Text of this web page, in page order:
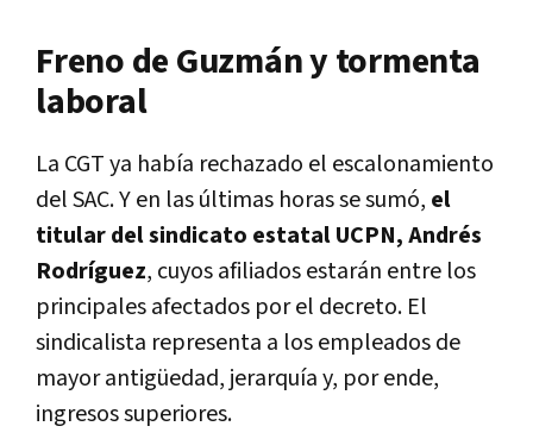
Freno de Guzmán y tormenta
laboral
La CGT ya había rechazado el escalonamiento
del SAC. Y en las últimas horas se sumó, el
titular del sindicato estatal UCPN, Andrés
Rodríguez, cuyos afiliados estarán entre los
principales afectados por el decreto. El
sindicalista representa a los empleados de
mayor antigüedad, jerarquía y, por ende,
ingresos superiores.